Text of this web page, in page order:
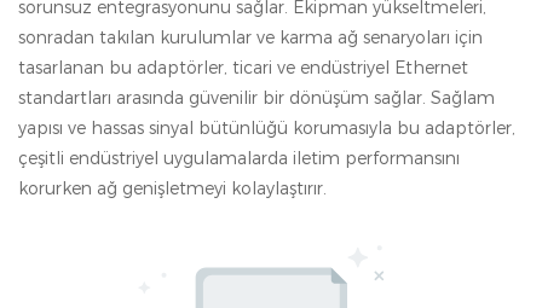
sorunsuz entegrasyonunu sağlar. Ekipman yükseltmeleri,
sonradan takılan kurulumlar ve karma ağ senaryoları için
tasarlanan bu adaptörler, ticari ve endüstriyel Ethernet
standartları arasında güvenilir bir dönüşüm sağlar. Sağlam
yapısı ve hassas sinyal bütünlüğü korumasıyla bu adaptörler,
çeşitli endüstriyel uygulamalarda iletim performansını
korurken ağ genişletmeyi kolaylaştırır.